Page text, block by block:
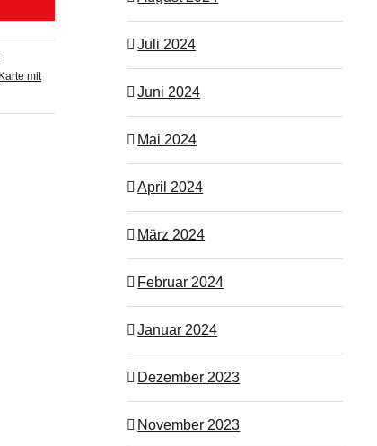
Karte mit
Juli 2024
Juni 2024
Mai 2024
April 2024
März 2024
Februar 2024
Januar 2024
Dezember 2023
November 2023